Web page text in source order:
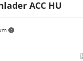
ACC HU